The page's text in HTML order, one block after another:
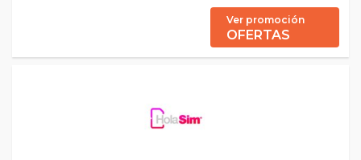
Ver promoción
OFERTAS